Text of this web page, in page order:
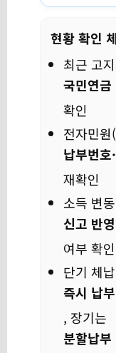
현황 확인
최근 고
국민연금
확인
전자민
납부번호
재확인
소득 변
신고 반영
여부 확인
단기 체
즉시 납부
, 장기는
분할납부